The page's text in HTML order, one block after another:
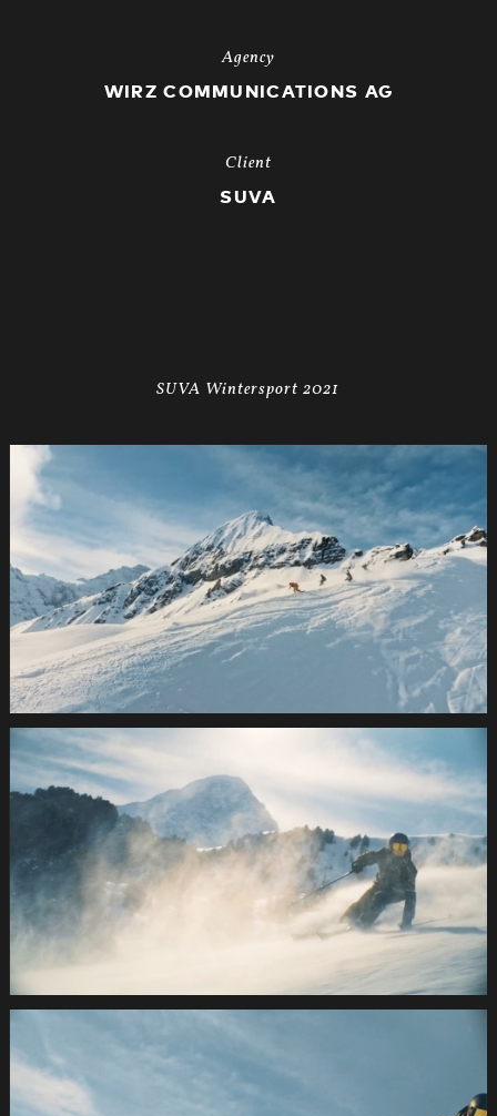
Agency
WIRZ COMMUNICATIONS AG
Client
SUVA
SUVA Wintersport 2021
SUVA
Wintersport2021
1.1.1
SUVA
Wintersport2021
1.2.1
SUVA
Wintersport2021
1.2.2